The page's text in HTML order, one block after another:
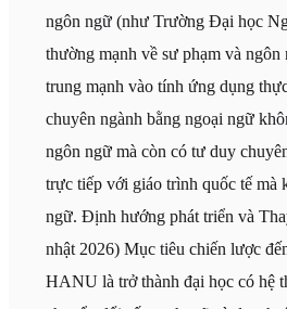
ngôn ngữ (như Trường Đại học
thường mạnh về sư phạm và
trung mạnh vào tính ứng dụng
chuyên ngành bằng ngoại ngữ
ngôn ngữ mà còn có tư duy
trực tiếp với giáo trình quốc tế mà
ngữ. Định hướng phát triển và
nhật 2026) Mục tiêu chiến lược
HANU là trở thành đại học có hệ